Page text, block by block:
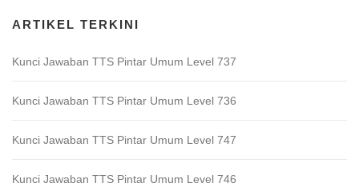
ARTIKEL TERKINI
Kunci Jawaban TTS Pintar Umum Level 737
Kunci Jawaban TTS Pintar Umum Level 736
Kunci Jawaban TTS Pintar Umum Level 747
Kunci Jawaban TTS Pintar Umum Level 746